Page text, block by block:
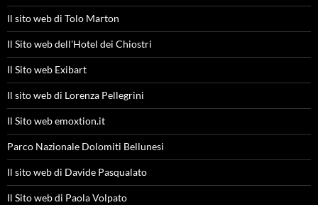
Il sito web di Tolo Marton
Il Sito web dell'Hotel dei Chiostri
Il Sito web Exibart
Il sito web di Lorenza Pellegrini
Il Sito web emoxtion.it
Parco Nazionale Dolomiti Bellunesi
Il sito web di Davide Pasqualato
Il Sito web di Paola Volpato